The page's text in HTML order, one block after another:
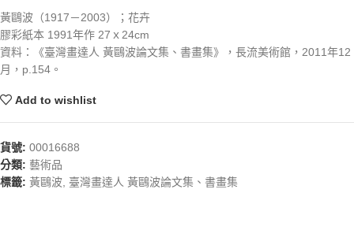
黃鷗波（1917－2003）；花卉
膠彩紙本 1991年作 27ｘ24cm
資料：《臺灣畫達人 黃鷗波論文集、書畫集》，長流美術館，2011年12
月，p.154。
Add to wishlist
貨號: 00016688
分類: 藝術品
標籤: 黃鷗波 臺灣畫達人 黃鷗波論文集、書畫集